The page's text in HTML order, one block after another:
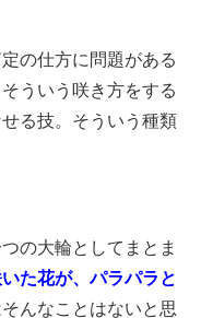
の仕方に問題がある
ういう咲き方をする
る技。そういう種類
の大輪としてまとま
た花が、パラパラと
んなことはないと思